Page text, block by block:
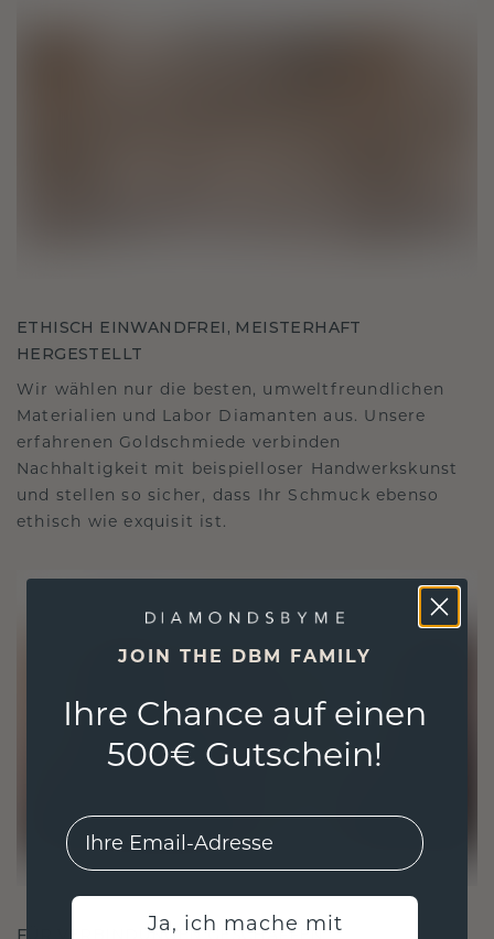
ETHISCH EINWANDFREI, MEISTERHAFT
HERGESTELLT
Wir wählen nur die besten, umweltfreundlichen
Materialien und Labor Diamanten aus. Unsere
erfahrenen Goldschmiede verbinden
Nachhaltigkeit mit beispielloser Handwerkskunst
und stellen so sicher, dass Ihr Schmuck ebenso
ethisch wie exquisit ist.
FÜR VERBINDUNGEN GESCHAFFEN
JOIN THE DBM FAMILY
Ihre Chance auf einen
500€ Gutschein!
EMail
Ja, ich mache mit